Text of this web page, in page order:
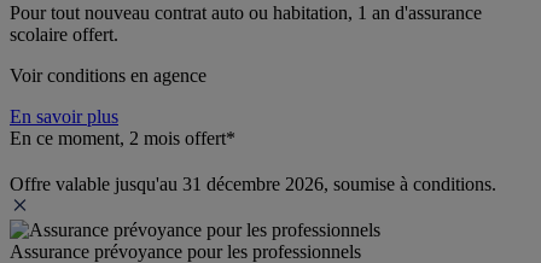
Pour tout nouveau contrat auto ou habitation, 1 an d'assurance
scolaire offert.
Voir conditions en agence
En savoir plus
En ce moment, 2 mois offert*
Offre valable jusqu'au 31 décembre 2026, soumise à conditions.
Assurance prévoyance pour les professionnels